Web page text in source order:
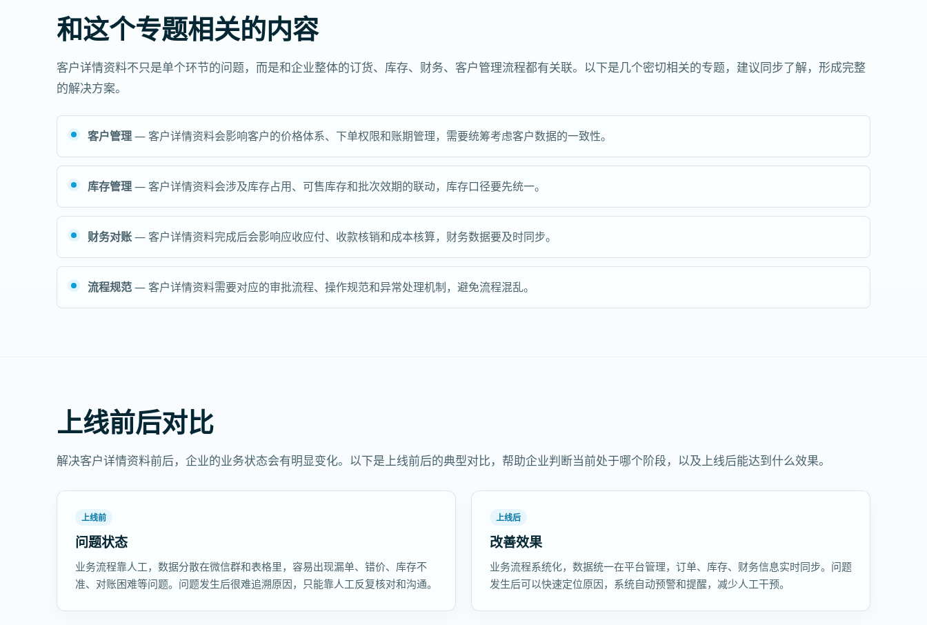
和这个专题相关的内容
客户详情资料不只是单个环节的问题，而是和企业整体的订货、库存、财务、客户管理流程都有关联。以下是几个密切相关的专题，建议同步了解，形成完整
的解决方案。
客户管理— 客户详情资料会影响客户的价格体系、下单权限和账期管理，需要统筹考虑客户数据的一致性。
库存管理— 客户详情资料会涉及库存占用、可售库存和批次效期的联动，库存口径要先统一。
财务对账— 客户详情资料完成后会影响应收应付、收款核销和成本核算，财务数据要及时同步。
流程规范— 客户详情资料需要对应的审批流程、操作规范和异常处理机制，避免流程混乱。
上线前后对比
解决客户详情资料前后，企业的业务状态会有明显变化。以下是上线前后的典型对比，帮助企业判断当前处于哪个阶段，以及上线后能达到什么效果。
上线前
问题状态
业务流程靠人工，数据分散在微信群和表格里，容易出现漏单、错价、库存不
准、对账困难等问题。问题发生后很难追溯原因，只能靠人工反复核对和沟通。
上线后
改善效果
业务流程系统化，数据统一在平台管理，订单、库存、财务信息实时同步。问题
发生后可以快速定位原因，系统自动预警和提醒，减少人工干预。